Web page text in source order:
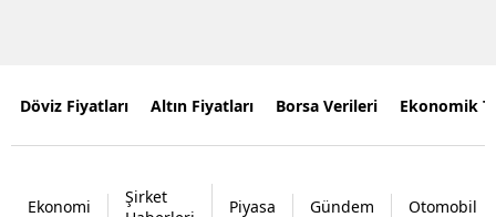
Döviz Fiyatları Altın Fiyatları Borsa Verileri Ekonomik
Ekonomi
Şirket
Piyasa Gündem Otomobil